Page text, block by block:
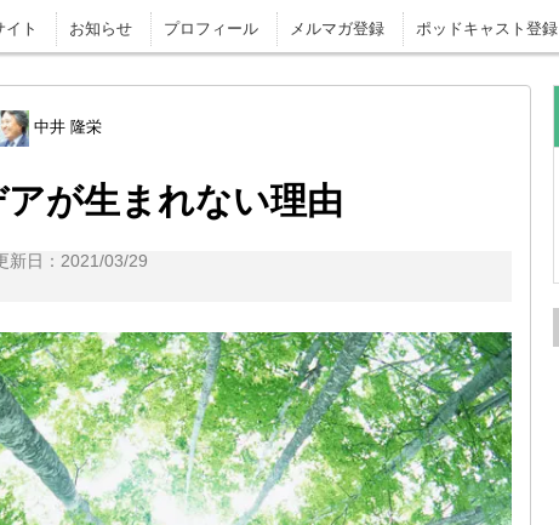
ト お知らせ プロフィール メルマガ登録 ポッドキャスト登録
中井 隆栄
が生まれない理由
新日：2021/03/29